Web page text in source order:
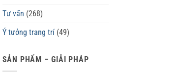
Tư vấn (268)
Ý tưởng trang trí(49)
SẢN PHẨM – GIẢI PHÁP